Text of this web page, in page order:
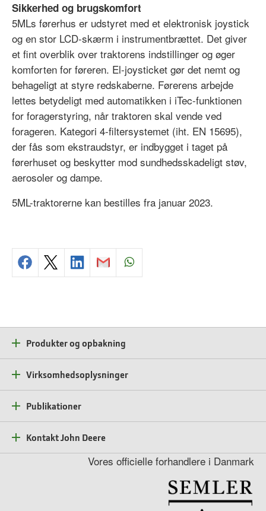
Sikkerhed og brugskomfort
5MLs førerhus er udstyret med et elektronisk joystick
og en stor LCD-skærm i instrumentbrættet. Det giver
et fint overblik over traktorens indstillinger og øger
komforten for føreren. El-joysticket gør det nemt og
behageligt at styre redskaberne. Førerens arbejde
lettes betydeligt med automatikken i iTec-funktionen
for foragerstyring, når traktoren skal vende ved
forageren. Kategori 4-filtersystemet (iht. EN 15695),
der fås som ekstraudstyr, er indbygget i taget på
førerhuset og beskytter mod sundhedsskadeligt støv,
aerosoler og dampe.
5ML-traktorerne kan bestilles fra januar 2023.
Produkter og opbakning
Virksomhedsoplysninger
Publikationer
Kontakt John Deere
Vores officielle forhandlere i Danmark